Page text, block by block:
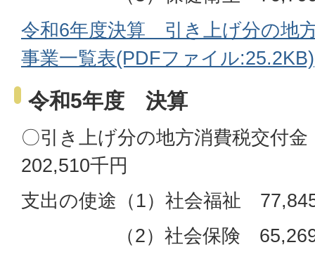
令和6年度決算 引き上げ分の地
事業一覧表(PDFファイル:25.2KB)
令和5年度 決算
〇引き上げ分の地方消費税交付
202,510千円
支出の使途（1）社会福祉
（2）社会保険 65,269